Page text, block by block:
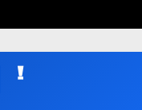
！